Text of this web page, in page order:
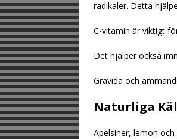
radikaler. Detta
C-vitamin är viktigt
Det hjälper också
Gravida och
Naturliga
Apelsiner, lemon